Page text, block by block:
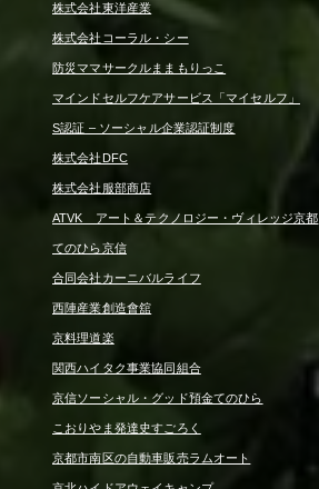
株式会社東洋産業
株式会社コーラル・シー
防災ママサークルままもりっこ
マインドセルフケアサービス「マイセルフ」
S認証 – ソーシャル企業認証制度
株式会社DFC
株式会社服部商店
ATVK アート＆テクノロジー・ヴィレッジ京都
てのひら京信
合同会社カーニバルライフ
西陣産業創造會舘
京料理道楽
関西ハイタク事業協同組合
京信ソーシャル・グッド預金てのひら
こおりやま発達史すごろく
京都市南区の自動車販売ラムオート